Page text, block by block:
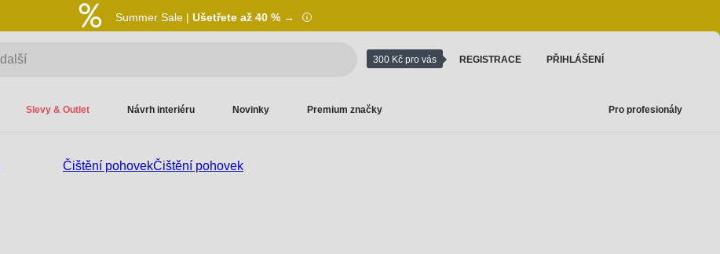
Summer Sale | Ušetřete až 40 % →
300 Kč pro vás REGISTRACE PŘIHLÁŠENÍ
Slevy & Outlet Návrh interiéru Novinky Premium značky Pro profesionály
Čištění pohovekČištění pohovek